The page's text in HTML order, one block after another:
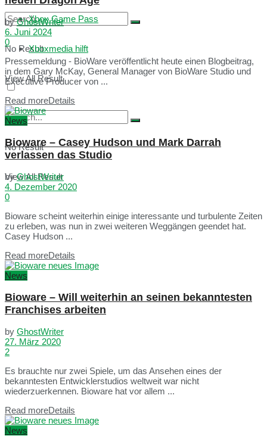
No Result
View All Result
Xbox Game Pass
Xboxmedia hilft
No Result
View All Result
by GhostWriter
6. Juni 2024
0
Pressemeldung - BioWare veröffentlicht heute einen Blogbeitrag,
in dem Gary McKay, General Manager von BioWare Studio und
Executive Producer von ...
Read moreDetails
News
Bioware – Casey Hudson und Mark Darrah
verlassen das Studio
by GhostWriter
4. Dezember 2020
0
Bioware scheint weiterhin einige interessante und turbulente Zeiten
zu erleben, was nun in zwei weiteren Weggängen geendet hat.
Casey Hudson ...
Read moreDetails
News
Bioware – Will weiterhin an seinen bekanntesten
Franchises arbeiten
by GhostWriter
27. März 2020
2
Es brauchte nur zwei Spiele, um das Ansehen eines der
bekanntesten Entwicklerstudios weltweit war nicht
wiederzuerkennen. Bioware hat vor allem ...
Read moreDetails
News